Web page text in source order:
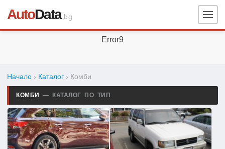
AutoData.bg
Error9
Начало › Каталог › Комби
КОМБИ — КАТАЛОГ ПО ТИП